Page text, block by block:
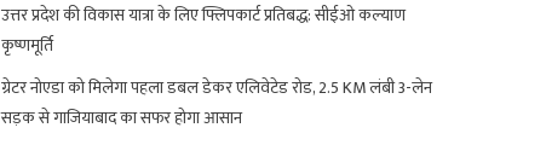
उत्तर प्रदेश की विकास यात्रा के लिए फ्लिपकार्ट प्रतिबद्ध: सीईओ कल्याण
कृष्णमूर्ति
ग्रेटर नोएडा को मिलेगा पहला डबल डेकर एलिवेटेड रोड, 2.5 KM लंबी 3-लेन
सड़क से गाजियाबाद का सफर होगा आसान